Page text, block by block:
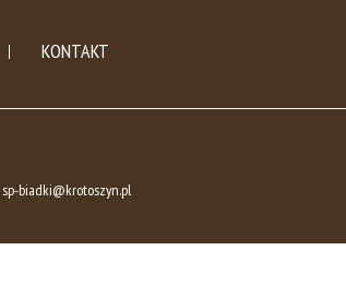
KONTAKT
sp-biadki@krotoszyn.pl